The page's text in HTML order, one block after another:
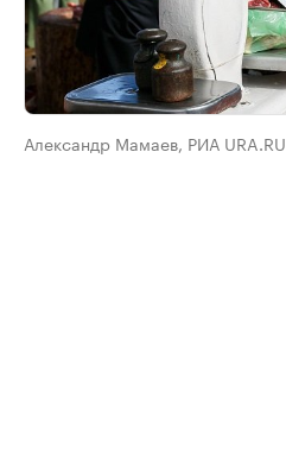
Александр Мамаев, РИА URA.RU